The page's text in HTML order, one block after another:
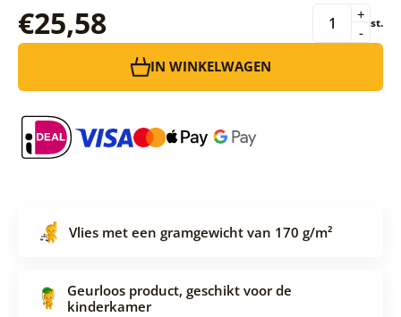
€25,58 -
+ st.
IN WINKELWAGEN
Vlies met een gramgewicht van 170 g/m²
Geurloos product, geschikt voor de
kinderkamer